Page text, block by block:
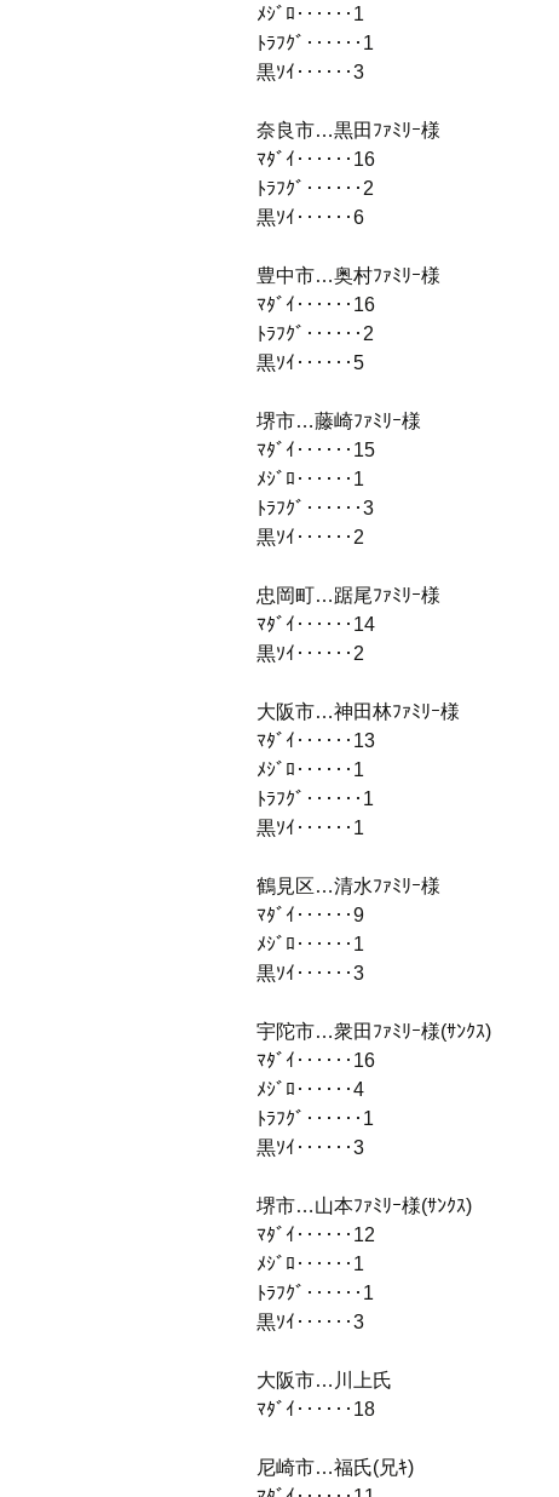
ﾒｼﾞﾛ‥‥‥1
ﾄﾗﾌｸﾞ‥‥‥1
黒ｿｲ‥‥‥3
奈良市…黒田ﾌｧﾐﾘｰ様
ﾏﾀﾞｲ‥‥‥16
ﾄﾗﾌｸﾞ‥‥‥2
黒ｿｲ‥‥‥6
豊中市…奥村ﾌｧﾐﾘｰ様
ﾏﾀﾞｲ‥‥‥16
ﾄﾗﾌｸﾞ‥‥‥2
黒ｿｲ‥‥‥5
堺市…藤崎ﾌｧﾐﾘｰ様
ﾏﾀﾞｲ‥‥‥15
ﾒｼﾞﾛ‥‥‥1
ﾄﾗﾌｸﾞ‥‥‥3
黒ｿｲ‥‥‥2
忠岡町…踞尾ﾌｧﾐﾘｰ様
ﾏﾀﾞｲ‥‥‥14
黒ｿｲ‥‥‥2
大阪市…神田林ﾌｧﾐﾘｰ様
ﾏﾀﾞｲ‥‥‥13
ﾒｼﾞﾛ‥‥‥1
ﾄﾗﾌｸﾞ‥‥‥1
黒ｿｲ‥‥‥1
鶴見区…清水ﾌｧﾐﾘｰ様
ﾏﾀﾞｲ‥‥‥9
ﾒｼﾞﾛ‥‥‥1
黒ｿｲ‥‥‥3
宇陀市…衆田ﾌｧﾐﾘｰ様(ｻﾝｸｽ)
ﾏﾀﾞｲ‥‥‥16
ﾒｼﾞﾛ‥‥‥4
ﾄﾗﾌｸﾞ‥‥‥1
黒ｿｲ‥‥‥3
堺市…山本ﾌｧﾐﾘｰ様(ｻﾝｸｽ)
ﾏﾀﾞｲ‥‥‥12
ﾒｼﾞﾛ‥‥‥1
ﾄﾗﾌｸﾞ‥‥‥1
黒ｿｲ‥‥‥3
大阪市…川上氏
ﾏﾀﾞｲ‥‥‥18
尼崎市…福氏(兄ｷ)